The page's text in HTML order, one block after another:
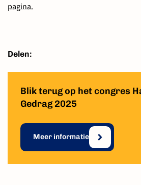
pagina.
Delen:
Blik terug op het congres
Gedrag 2025
Meer informatie